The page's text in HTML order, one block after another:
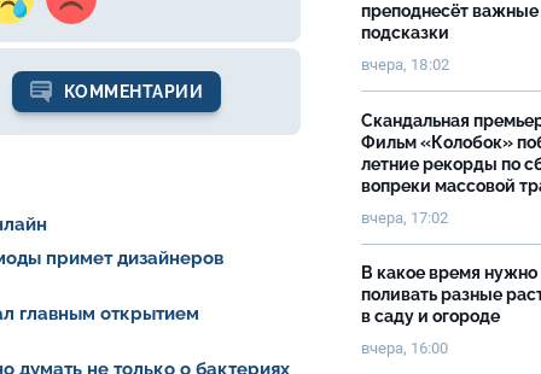
КОММЕНТАРИИ
примет дизайнеров
главным открытием
думать не только о бактериях
преподнесёт важные
подсказки
вчера, 18:02
Скандальная
Фильм «Колобок»
летние рекорды по
вопреки массовой
вчера, 17:02
В какое время нужно
поливать разные
в саду и огороде
вчера, 16:00